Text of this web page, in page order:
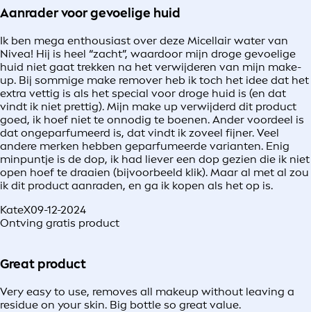
Aanrader voor gevoelige huid
Ik ben mega enthousiast over deze Micellair water van
Nivea! Hij is heel “zacht”, waardoor mijn droge gevoelige
huid niet gaat trekken na het verwijderen van mijn make-
up. Bij sommige make remover heb ik toch het idee dat het
extra vettig is als het special voor droge huid is (en dat
vindt ik niet prettig). Mijn make up verwijderd dit product
goed, ik hoef niet te onnodig te boenen. Ander voordeel is
dat ongeparfumeerd is, dat vindt ik zoveel fijner. Veel
andere merken hebben geparfumeerde varianten. Enig
minpuntje is de dop, ik had liever een dop gezien die ik niet
open hoef te draaien (bijvoorbeeld klik). Maar al met al zou
ik dit product aanraden, en ga ik kopen als het op is.
KateX09-12-2024
Ontving gratis product
Great product
Very easy to use, removes all makeup without leaving a
residue on your skin. Big bottle so great value.